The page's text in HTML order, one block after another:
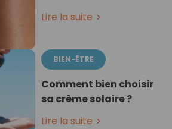
Lire la suite
BIEN-ÊTRE
Comment bien choisir
sa crème solaire ?
Lire la suite